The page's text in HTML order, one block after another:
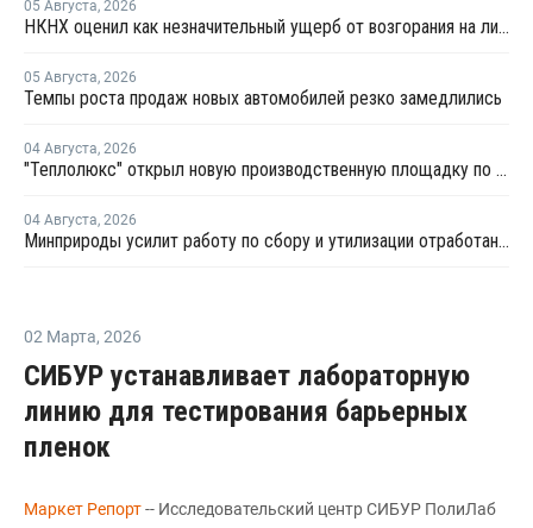
05 Августа, 2026
НКНХ оценил как незначительный ущерб от возгорания на линии полистирола
05 Августа, 2026
Темпы роста продаж новых автомобилей резко замедлились
04 Августа, 2026
"Теплолюкс" открыл новую производственную площадку по выпуску инженерных систем
04 Августа, 2026
Минприроды усилит работу по сбору и утилизации отработанных шин
02 Марта, 2026
СИБУР устанавливает лабораторную
линию для тестирования барьерных
пленок
Маркет Репорт-- Исследовательский центр СИБУР ПолиЛаб